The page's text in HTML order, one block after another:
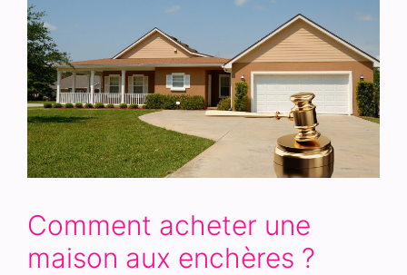
Comment acheter une
maison aux enchères ?